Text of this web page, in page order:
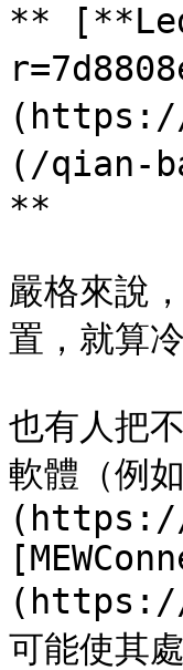
**
(/qian-
**
嚴格來說
置，就算冷
也有人把
軟體（
(https://
可能使其